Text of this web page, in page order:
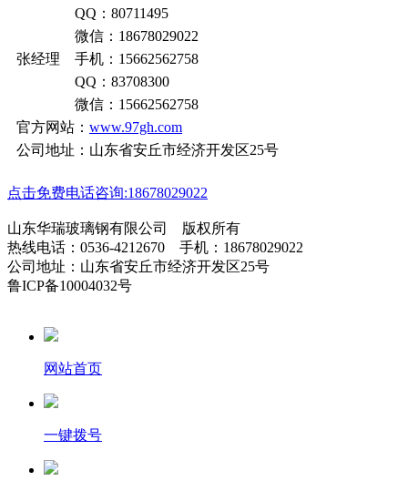
QQ：80711495
微信：18678029022
张经理 手机：15662562758
QQ：83708300
微信：15662562758
官方网站： www.97gh.com
公司地址：山东省安丘市经济开发区25号
点击免费电话咨询:18678029022
山东华瑞玻璃钢有限公司 版权所有
热线电话：0536-4212670 手机：18678029022
公司地址：山东省安丘市经济开发区25号
鲁ICP备10004032号
网站首页
一键拨号